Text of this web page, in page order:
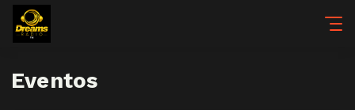
Eventos